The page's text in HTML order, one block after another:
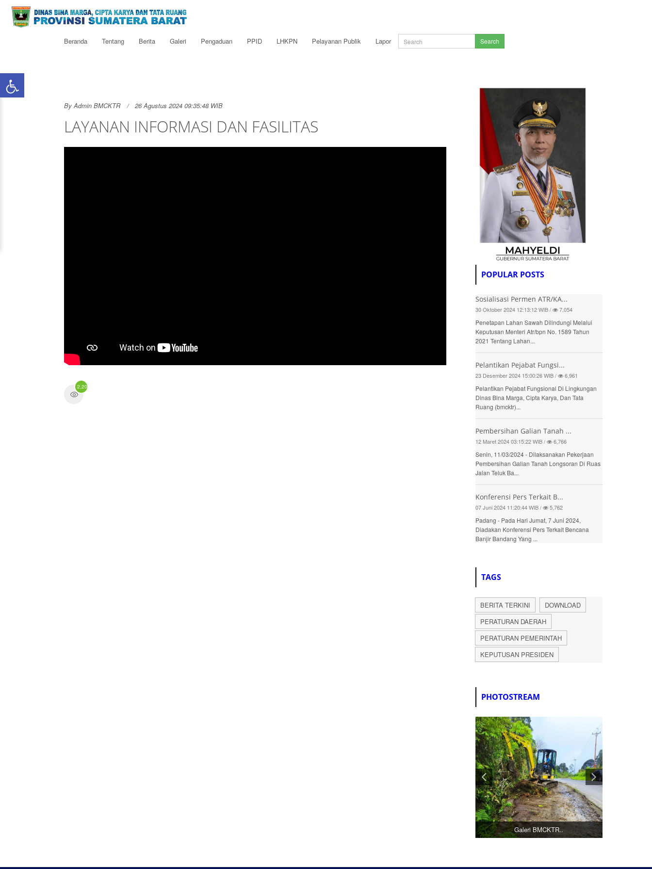
Beranda Tentang Berita Galeri Pengaduan PPID LHKPN Pelayanan Publik Lapor Search
ByAdmin BMCKTR 26 Agustus 2024 09:35:48 WIB
LAYANAN INFORMASI DAN FASILITAS
2,202
POPULAR POSTS
Sosialisasi Permen ATR/KA...
30 Oktober 2024 12:13:12 WIB / 7,054
Penetapan Lahan Sawah Dilindungi Melalui
Keputusan Menteri Atr/bpn No. 1589 Tahun
2021 Tentang Lahan...
Pelantikan Pejabat Fungsi...
23 Desember 2024 15:00:26 WIB / 6,961
Pelantikan Pejabat Fungsional Di Lingkungan
Dinas Bina Marga, Cipta Karya, Dan Tata
Ruang (bmcktr)...
Pembersihan Galian Tanah ...
12 Maret 2024 03:15:22 WIB / 6,766
Senin, 11/03/2024 - Dilaksanakan Pekerjaan
Pembersihan Galian Tanah Longsoran Di Ruas
Jalan Teluk Ba...
Konferensi Pers Terkait B...
07 Juni 2024 11:20:44 WIB / 5,762
Padang - Pada Hari Jumat, 7 Juni 2024,
Diadakan Konferensi Pers Terkait Bencana
Banjir Bandang Yang ...
TAGS
BERITA TERKINI
DOWNLOAD
PERATURAN DAERAH
PERATURAN PEMERINTAH
KEPUTUSAN PRESIDEN
PHOTOSTREAM
Galeri BMCKTR..